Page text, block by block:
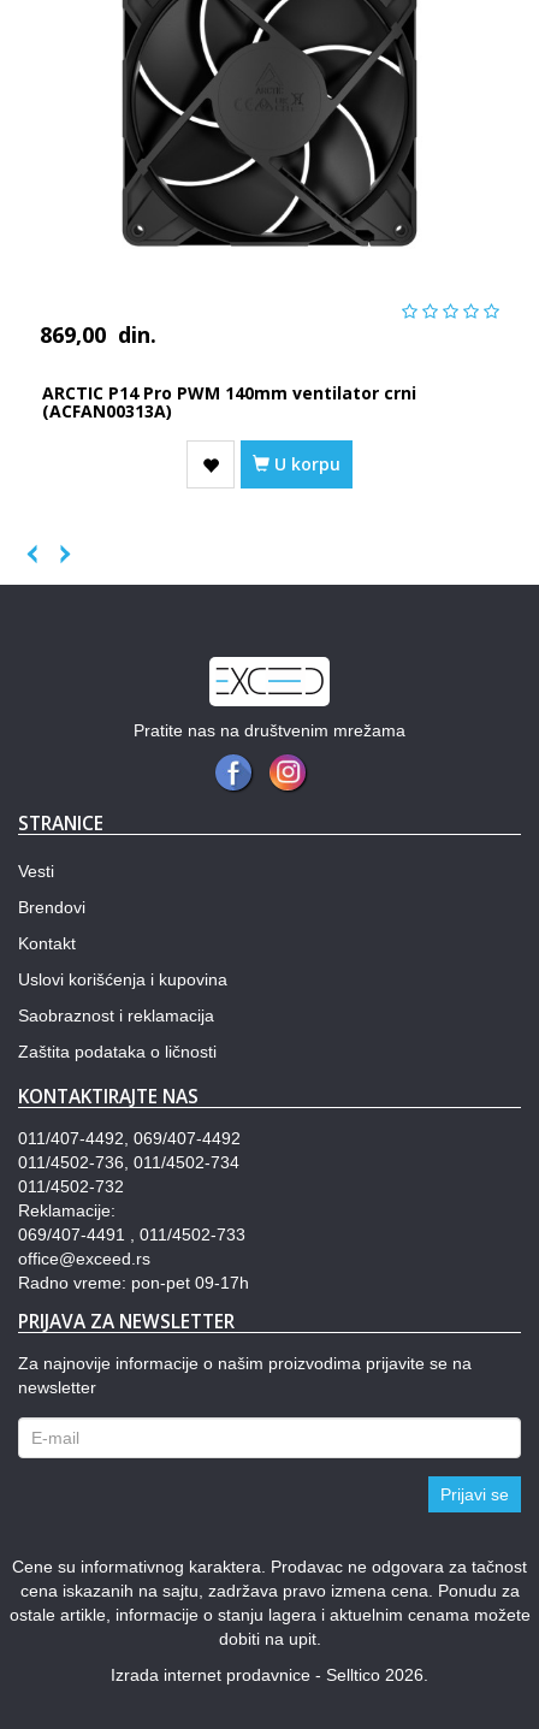
869,00 din.
ARCTIC P14 Pro PWM 140mm ventilator crni
(ACFAN00313A)
U korpu
Pratite nas na društvenim mrežama
STRANICE
Vesti
Brendovi
Kontakt
Uslovi korišćenja i kupovina
Saobraznost i reklamacija
Zaštita podataka o ličnosti
KONTAKTIRAJTE NAS
011/407-4492, 069/407-4492
011/4502-736, 011/4502-734
011/4502-732
Reklamacije:
069/407-4491 , 011/4502-733
office@exceed.rs
Radno vreme: pon-pet 09-17h
PRIJAVA ZA NEWSLETTER
Za najnovije informacije o našim proizvodima prijavite se na
newsletter
Prijavi se
Cene su informativnog karaktera. Prodavac ne odgovara za tačnost
cena iskazanih na sajtu, zadržava pravo izmena cena. Ponudu za
ostale artikle, informacije o stanju lagera i aktuelnim cenama možete
dobiti na upit.
Izrada internet prodavnice - Selltico 2026.